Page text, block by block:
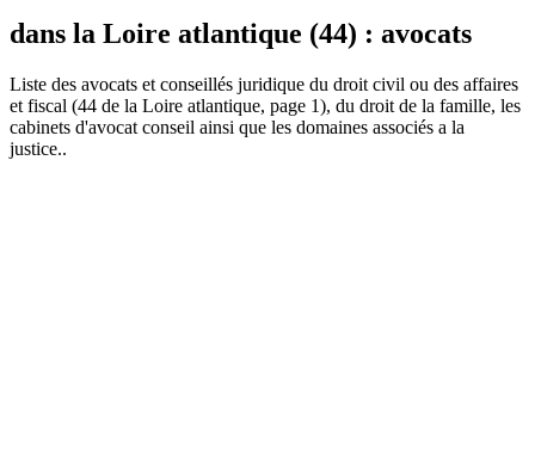
dans la Loire atlantique (44) : avocats
Liste des avocats et conseillés juridique du droit civil ou des affaires
et fiscal (44 de la Loire atlantique, page 1), du droit de la famille, les
cabinets d'avocat conseil ainsi que les domaines associés a la
justice..